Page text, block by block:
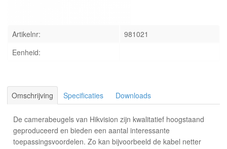
Artikelnr:
981021
Eenheid:
Omschrijving Specificaties Downloads
De camerabeugels van Hikvision zijn kwalitatief hoogstaand
geproduceerd en bieden een aantal interessante
toepassingsvoordelen. Zo kan bijvoorbeeld de kabel netter